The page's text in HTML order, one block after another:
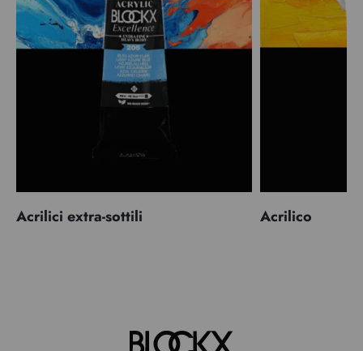
Acrilici extra-sottili Acrilico